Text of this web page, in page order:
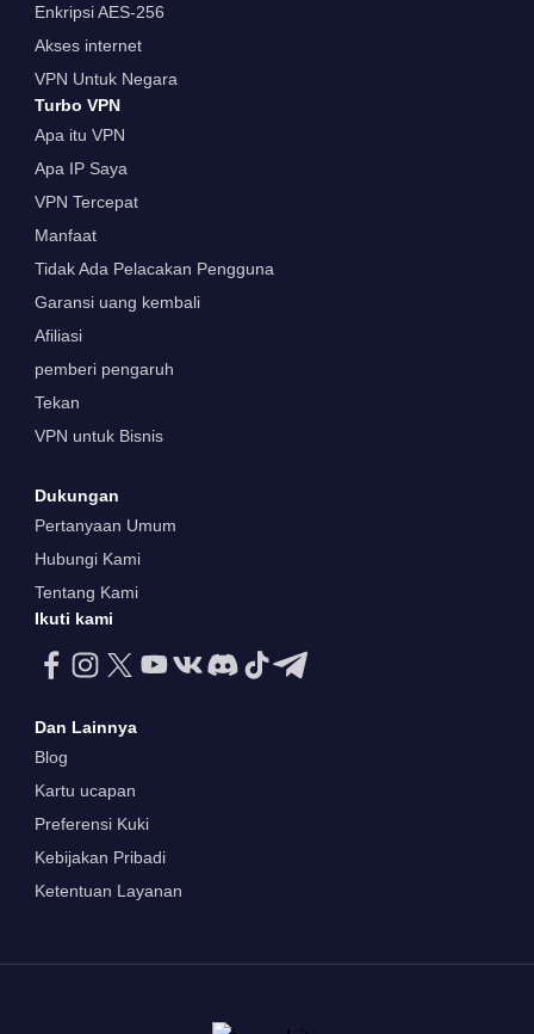
Enkripsi AES-256
Akses internet
VPN Untuk Negara
Turbo VPN
Apa itu VPN
Apa IP Saya
VPN Tercepat
Manfaat
Tidak Ada Pelacakan Pengguna
Garansi uang kembali
Afiliasi
pemberi pengaruh
Tekan
VPN untuk Bisnis
Dukungan
Pertanyaan Umum
Hubungi Kami
Tentang Kami
Ikuti kami
Dan Lainnya
Blog
Kartu ucapan
Preferensi Kuki
Kebijakan Pribadi
Ketentuan Layanan